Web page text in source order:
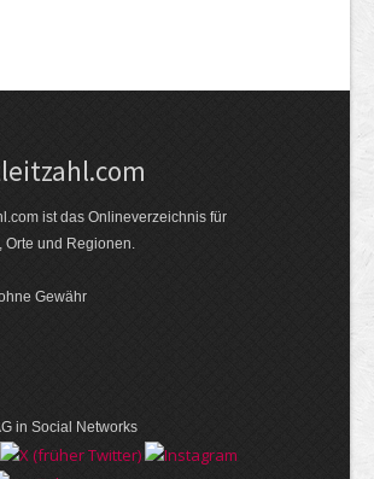
ist das Onlineverzeichnis für
Orte und Regionen.
Gewähr
in Social Networks